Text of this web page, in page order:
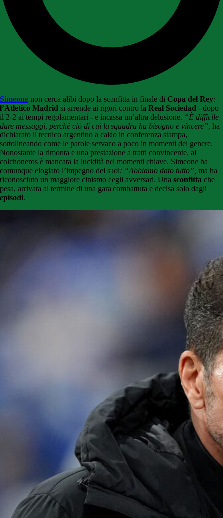
Simeone non cerca alibi dopo la sconfitta in finale di Copa del Rey:
l’Atletico Madrid si arrende ai rigori contro la Real Sociedad - dopo
il 2-2 ai tempi regolamentari - e incassa un’altra delusione. “È difficile
dare messaggi, perché ciò di cui la squadra ha bisogno è vincere”, ha
dichiarato il tecnico argentino a caldo in conferenza stampa,
sottolineando come le parole servano a poco in momenti del genere.
Nonostante la rimonta e una prestazione a tratti convincente, ai
colchoneros è mancata la lucidità nei momenti chiave. Simeone ha
comunque elogiato l’impegno dei suoi: “Abbiamo dato tutto”, ma ha
riconosciuto un maggiore cinismo degli avversari. Una sconfitta che
pesa, arrivata al termine di una gara combattuta e decisa solo dagli
episodi.